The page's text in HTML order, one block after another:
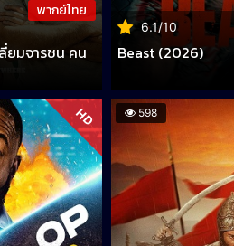
พากย์ไทย
ยมจารชน คน
6.1/10
Beast (2026)
HD 598